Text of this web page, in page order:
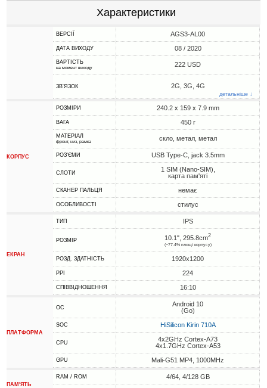
Характеристики
ВЕРСІЇ AGS3-AL00
ДАТА ВИХОДУ 08 / 2020
ВАРТІСТЬ
на момент виходу 222 USD
ЗВ'ЯЗОК 2G, 3G, 4G
детальніше ↓
КОРПУС
РОЗМІРИ 240.2 x 159 x 7.9 mm
ВАГА 450 г
МАТЕРІАЛ
фронт, низ, рамка скло, метал, метал
РОЗ'ЄМИ USB Type-C, jack 3.5mm
СЛОТИ
1 SIM (Nano-SIM),
карта пам'яті
СКАНЕР ПАЛЬЦЯ немає
ОСОБЛИВОСТІ стилус
ЕКРАН
ТИП IPS
РОЗМІР 10.1", 295.8cm2
(~77.4% площі корпусу)
РОЗД. ЗДАТНІСТЬ 1920x1200
PPI 224
СПІВВІДНОШЕННЯ 16:10
ПЛАТФОРМА
ОС
Android 10
(Go)
SOC HiSilicon Kirin 710A
CPU
4x2GHz Cortex-A73
4x1.7GHz Cortex-A53
GPU Mali-G51 MP4, 1000MHz
ПАМ'ЯТЬ
RAM / ROM 4/64, 4/128 GB